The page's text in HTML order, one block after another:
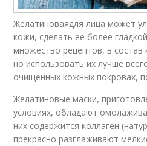
Желатиноваядля лица может
кожи, сделать ее более
множество рецептов, в состав
но использовать их лучше
очищенных кожных покровах,
Желатиновые маски,
условиях, обладают
них содержится коллаген
прекрасно разглаживают